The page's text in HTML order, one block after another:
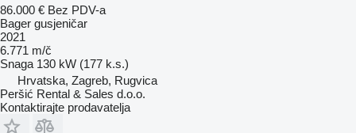
86.000 € Bez PDV-a
Bager gusjeničar
2021
6.771 m/č
Snaga 130 kW (177 k.s.)
Hrvatska, Zagreb, Rugvica
Peršić Rental & Sales d.o.o.
Kontaktirajte prodavatelja